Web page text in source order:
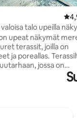
valoisa talo upeilla
upeat näkymät
terassit, joilla on
ja poreallas.
jossa on
kasveja ja
paikka nauttia